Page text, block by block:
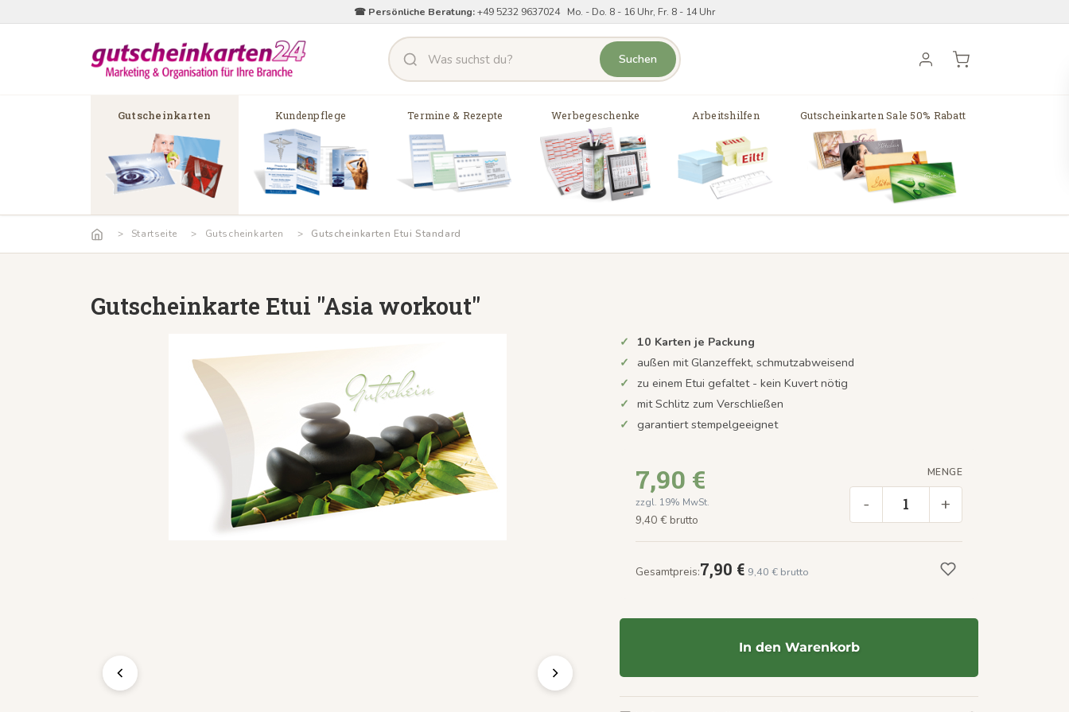
☎ Persönliche Beratung:+49 5232 9637024 Mo. - Do. 8 - 16 Uhr, Fr. 8 - 14 Uhr
Suchen
Gutscheinkarten Kundenpflege Termine & Rezepte Werbegeschenke Arbeitshilfen Gutscheinkarten Sale 50% Rabatt
Startseite Gutscheinkarten Gutscheinkarten Etui Standard
Gutscheinkarte Etui "Asia workout"
10 Karten je Packung
außen mit Glanzeffekt, schmutzabweisend
zu einem Etui gefaltet - kein Kuvert nötig
mit Schlitz zum Verschließen
garantiert stempelgeeignet
7,90 €
zzgl. 19% MwSt.
9,40 € brutto
MENGE
- +
Gesamtpreis:7,90 € 9,40 € brutto
In den Warenkorb